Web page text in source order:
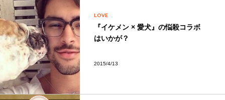
LOVE
『イケメン × 愛犬』の悩殺コラボ
はいかが？
2015/4/13